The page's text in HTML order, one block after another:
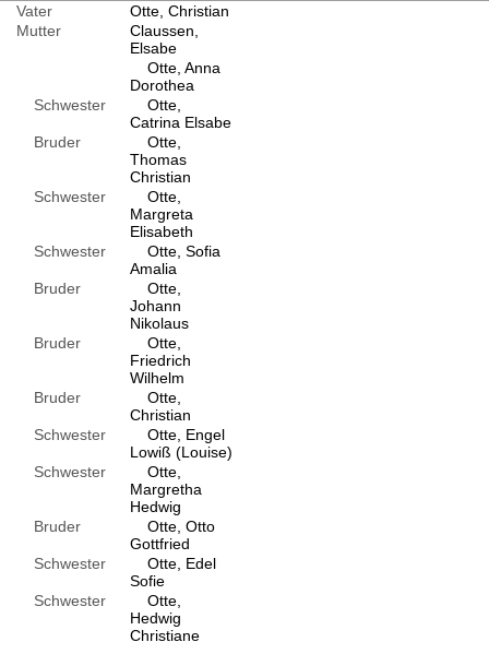
Vater
Otte, Christian
Mutter
Claussen,
Elsabe
Otte, Anna
Dorothea
Schwester
Otte,
Catrina Elsabe
Bruder
Otte,
Thomas
Christian
Schwester
Otte,
Margreta
Elisabeth
Schwester
Otte, Sofia
Amalia
Bruder
Otte,
Johann
Nikolaus
Bruder
Otte,
Friedrich
Wilhelm
Bruder
Otte,
Christian
Schwester
Otte, Engel
Lowiß (Louise)
Schwester
Otte,
Margretha
Hedwig
Bruder
Otte, Otto
Gottfried
Schwester
Otte, Edel
Sofie
Schwester
Otte,
Hedwig
Christiane